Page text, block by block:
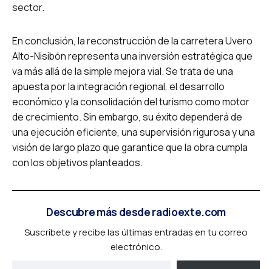
sector.
En conclusión, la reconstrucción de la carretera Uvero
Alto-Nisibón representa una inversión estratégica que
va más allá de la simple mejora vial. Se trata de una
apuesta por la integración regional, el desarrollo
económico y la consolidación del turismo como motor
de crecimiento. Sin embargo, su éxito dependerá de
una ejecución eficiente, una supervisión rigurosa y una
visión de largo plazo que garantice que la obra cumpla
con los objetivos planteados.
Descubre más desde radioexte.com
Suscríbete y recibe las últimas entradas en tu correo
electrónico.